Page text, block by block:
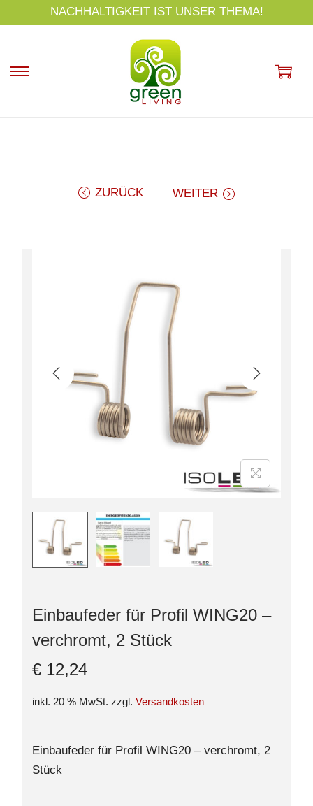
p
NACHHALTIGKEIT IST UNSER THEMA!
ZURÜCK WEITER
Einbaufeder für Profil WING20 –
verchromt, 2 Stück
€ 12,24
inkl. 20 % MwSt. zzgl. Versandkosten
Einbaufeder für Profil WING20 – verchromt, 2
Stück